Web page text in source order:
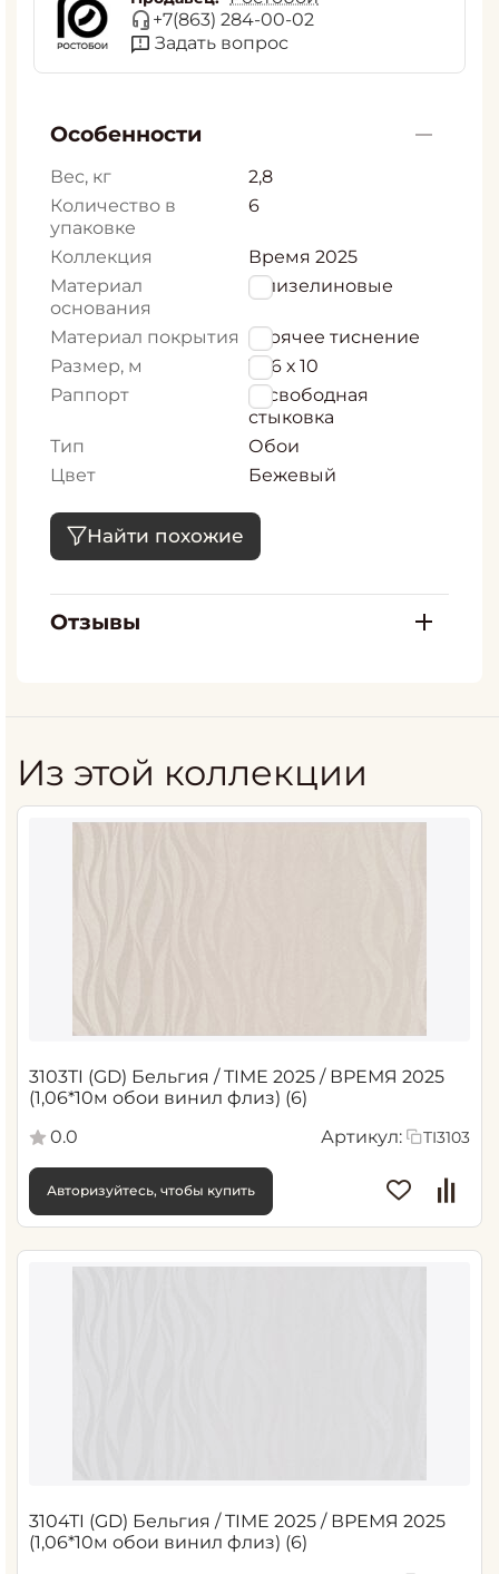
+7(863) 284-00-02
Задать вопрос
Особенности
Вес, кг
2,8
Количество в
упаковке
6
Коллекция
Время 2025
Материал
основания
Флизелиновые
Материал покрытия горячее тиснение
Размер, м
1,06 х 10
Раппорт
0, свободная
стыковка
Тип
Обои
Цвет
Бежевый
Найти похожие
Отзывы
Из этой коллекции
3103TI (GD) Бельгия / TIME 2025 / ВРЕМЯ 2025
(1,06*10м обои винил флиз) (6)
0.0
Артикул: TI3103
Авторизуйтесь, чтобы купить
3104TI (GD) Бельгия / TIME 2025 / ВРЕМЯ 2025
(1,06*10м обои винил флиз) (6)